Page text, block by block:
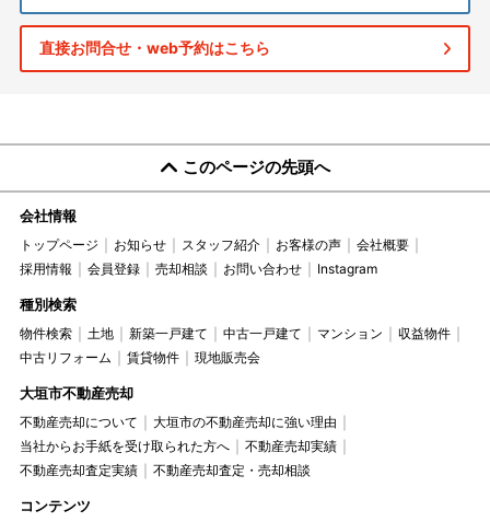
直接お問合せ・web予約はこちら
このページの先頭へ
会社情報
トップページ お知らせ スタッフ紹介 お客様の声
会社概要
採用情報
会員登録 売却相談 お問い合わせ Instagram
種別検索
物件検索 土地 新築一戸建て 中古一戸建て マンション
収益物件
中古リフォーム
賃貸物件 現地販売会
大垣市不動産売却
不動産売却について
大垣市の不動産売却に強い理由
当社からお手紙を受け取られた方へ
不動産売却実績
不動産売却査定実績
不動産売却査定・売却相談
コンテンツ